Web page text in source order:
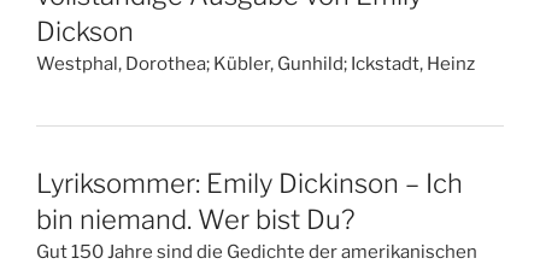
Dickson
Westphal, Dorothea; Kübler, Gunhild; Ickstadt, Heinz
Lyriksommer: Emily Dickinson – Ich
bin niemand. Wer bist Du?
Gut 150 Jahre sind die Gedichte der amerikanischen